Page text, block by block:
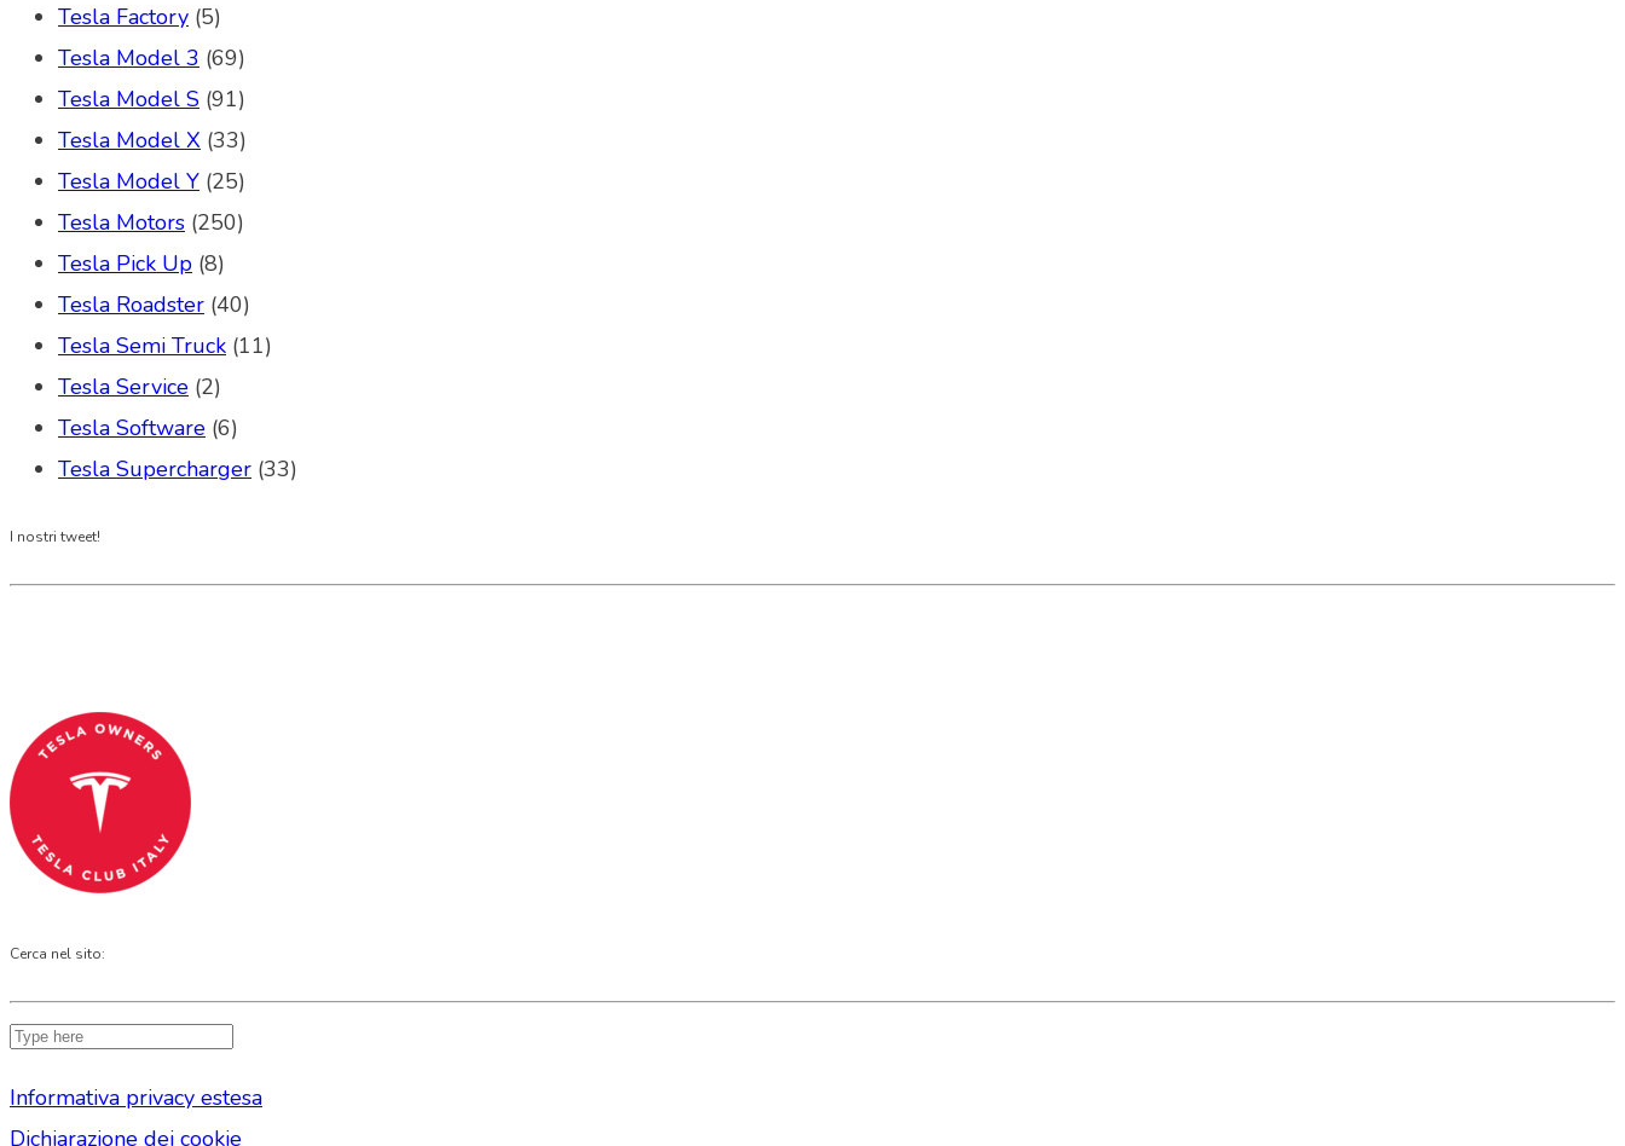
Tesla Factory (5)
Tesla Model 3 (69)
Tesla Model S (91)
Tesla Model X (33)
Tesla Model Y (25)
Tesla Motors (250)
Tesla Pick Up (8)
Tesla Roadster (40)
Tesla Semi Truck (11)
Tesla Service (2)
Tesla Software (6)
Tesla Supercharger (33)
I nostri tweet!
Cerca nel sito:
Informativa privacy estesa
Dichiarazione dei cookie